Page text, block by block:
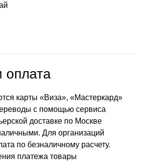
оплата
карты «Виза», «Мастеркард»
с помощью сервиса
доставке по Москве
Для организаций
по безналичному расчету.
платежа товары